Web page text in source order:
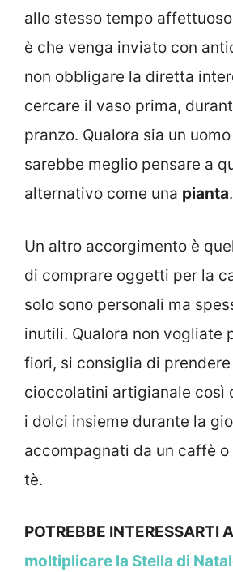
allo stesso tempo
è che venga inviato con
non obbligare la diretta
cercare il vaso prima,
pranzo. Qualora sia un
sarebbe meglio pensare a
alternativo come una pianta.
Un altro accorgimento è
di comprare oggetti per la
solo sono personali ma
inutili. Qualora non vogliate
fiori, si consiglia di
cioccolatini artigianale così
i dolci insieme durante la
accompagnati da un caffè o
tè.
POTREBBE INTERESSARTI
moltiplicare la Stella di